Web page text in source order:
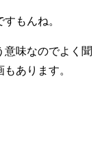
もんね。
意味なのでよく聞
あります。